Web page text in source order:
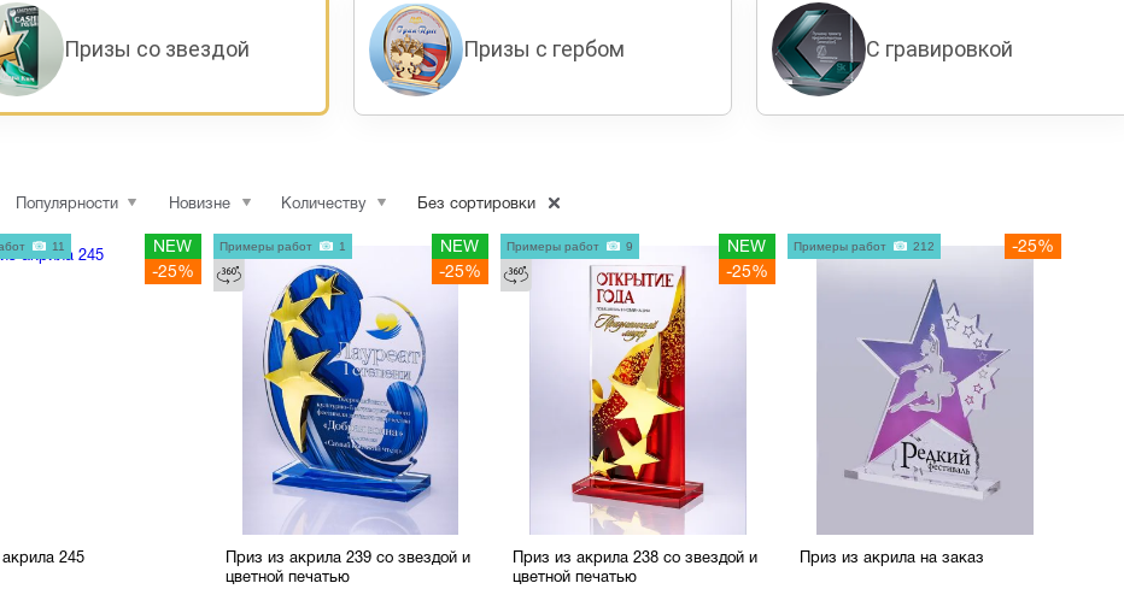
Призы со звездой Призы с гербом С гравировкой
Популярности Новизне Количеству Без сортировки
акрила 245
NEW
-25%
11
Приз из акрила 239 со звездой и
цветной печатью
NEW
-25%
Примеры работ 1
Приз из акрила 238 со звездой и
цветной печатью
NEW
-25%
Примеры работ 9
Приз из акрила на заказ
-25%
Примеры работ 212